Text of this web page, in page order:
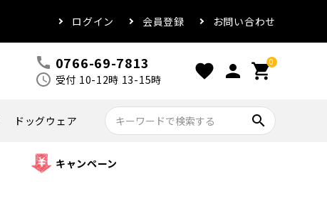
ログイン 会員登録 お問い合わせ
call 0766-69-7813
schedule 受付 10-12時 13-15時 favorite person 0
shopping_cart
ドッグウェア search
キャンペーン